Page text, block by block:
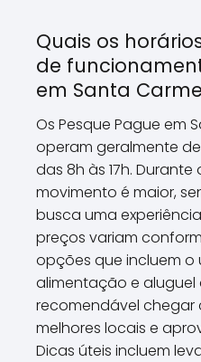
Quais os
de
em Santa
Os Pesque Pague em
operam geralmente
das 8h às 17h.
movimento é maior,
busca uma
preços variam
opções que incluem o
alimentação e aluguel
recomendável
melhores locais e
Dicas úteis incluem